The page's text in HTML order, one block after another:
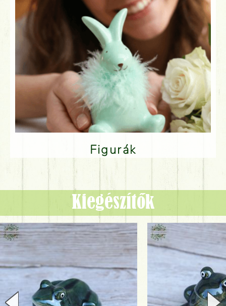
Figurák
Kiegészítők